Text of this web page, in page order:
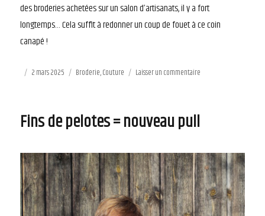
des broderies achetées sur un salon d’artisanats, il y a fort
longtemps… Cela suffit à redonner un coup de fouet à ce coin
canapé !
Publié
2 mars 2025 Catégories
Broderie,Couture Laisser un commentaire
Fins de pelotes = nouveau pull